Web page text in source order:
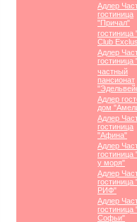
Адлер
гостиница
"Причал"
гостиница
Club
Адлер
частный
пансионат
Адлер
дом
Адлер
гостиница
"Афина"
Адлер
гостиница
у моря"
Адлер
гостиница
РИФ"
Адлер
гостиница
Софьи"